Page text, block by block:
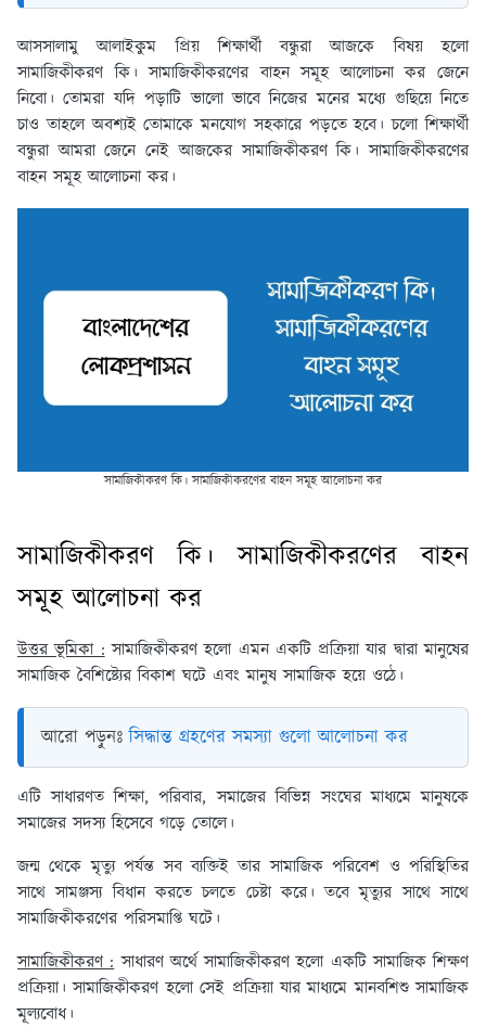
আসসালামু আলাইকুম প্রিয় শিক্ষার্থী বন্ধুরা আজকে বিষয় হলো
সামাজিকীকরণ কি। সামাজিকীকরণের বাহন সমূহ আলোচনা কর জেনে
নিবো। তোমরা যদি পড়াটি ভালো ভাবে নিজের মনের মধ্যে গুছিয়ে নিতে
চাও তাহলে অবশ্যই তোমাকে মনযোগ সহকারে পড়তে হবে। চলো শিক্ষার্থী
বন্ধুরা আমরা জেনে নেই আজকের সামাজিকীকরণ কি। সামাজিকীকরণের
বাহন সমূহ আলোচনা কর।
সামাজিকীকরণ কি। সামাজিকীকরণের বাহন সমূহ আলোচনা কর
সামাজিকীকরণ কি। সামাজিকীকরণের বাহন
সমূহ আলোচনা কর
উত্তর ভূমিকা :সামাজিকীকরণ হলো এমন একটি প্রক্রিয়া যার দ্বারা মানুষের
সামাজিক বৈশিষ্ট্যের বিকাশ ঘটে এবং মানুষ সামাজিক হয়ে ওঠে।
আরো পড়ুনঃসিদ্ধান্ত গ্রহণের সমস্যা গুলো আলোচনা কর
এটি সাধারণত শিক্ষা, পরিবার, সমাজের বিভিন্ন সংঘের মাধ্যমে মানুষকে
সমাজের সদস্য হিসেবে গড়ে তোলে।
জন্ম থেকে মৃত্যু পর্যন্ত সব ব্যক্তিই তার সামাজিক পরিবেশ ও পরিস্থিতির
সাথে সামঞ্জস্য বিধান করতে চলতে চেষ্টা করে। তবে মৃত্যুর সাথে সাথে
সামাজিকীকরণের পরিসমাপ্তি ঘটে।
সামাজিকীকরণ :সাধারণ অর্থে সামাজিকীকরণ হলো একটি সামাজিক শিক্ষণ
প্রক্রিয়া। সামাজিকীকরণ হলো সেই প্রক্রিয়া যার মাধ্যমে মানবশিশু সামাজিক
মূল্যবোধ।